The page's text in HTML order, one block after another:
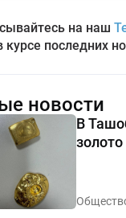
на наш
курсе последних
новости
В